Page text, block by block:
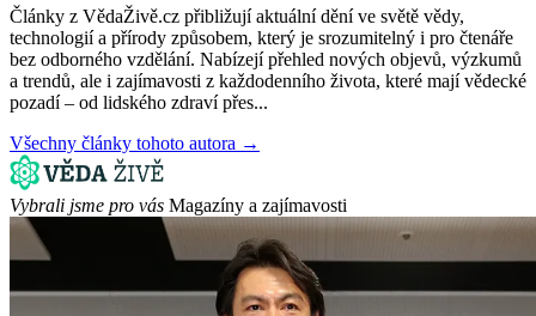
Články z VědaŽivě.cz přibližují aktuální dění ve světě vědy,
technologií a přírody způsobem, který je srozumitelný i pro čtenáře
bez odborného vzdělání. Nabízejí přehled nových objevů, výzkumů
a trendů, ale i zajímavosti z každodenního života, které mají vědecké
pozadí – od lidského zdraví přes...
Všechny články tohoto autora →
Vybrali jsme pro vás Magazíny a zajímavosti